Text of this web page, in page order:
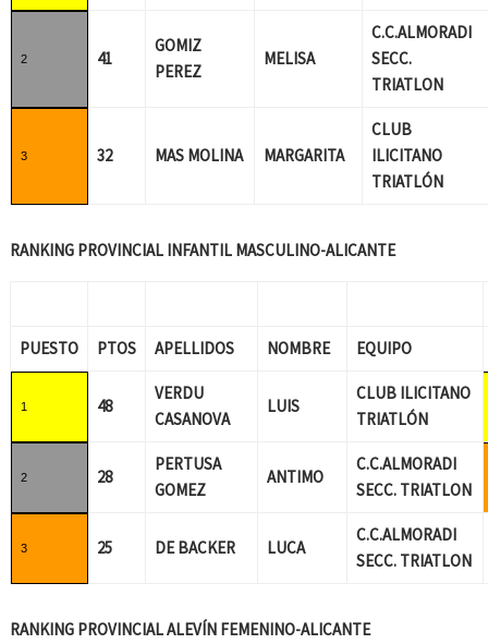
2 41
GOMIZ
PEREZ
MELISA
C.C.ALMORADI
SECC.
TRIATLON
3 32 MAS MOLINA MARGARITA
CLUB
ILICITANO
TRIATLÓN
RANKING PROVINCIAL INFANTIL MASCULINO-ALICANTE
PUESTO PTOS APELLIDOS NOMBRE EQUIPO
1 48
VERDU
CASANOVA
LUIS
CLUB ILICITANO
TRIATLÓN
2 28
PERTUSA
GOMEZ
ANTIMO
C.C.ALMORADI
SECC. TRIATLON
3 25 DE BACKER LUCA
C.C.ALMORADI
SECC. TRIATLON
RANKING PROVINCIAL ALEVÍN FEMENINO-ALICANTE